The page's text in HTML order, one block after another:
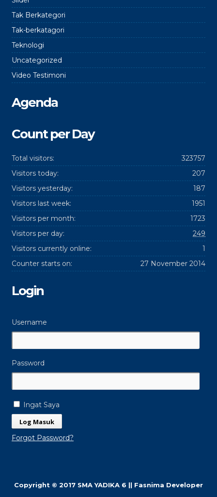
Tak Berkategori
Tak-berkatagori
Teknologi
Uncategorized
Video Testimoni
Agenda
Count per Day
323757
Total visitors:
207
Visitors today:
187
Visitors yesterday:
1951
Visitors last week:
1723
Visitors per month:
249
Visitors per day:
1
Visitors currently online:
27 November 2014
Counter starts on:
Login
Username
Password
Ingat Saya
Forgot Password?
Copyright © 2017 SMA YADIKA 6 || Fasnima Developer